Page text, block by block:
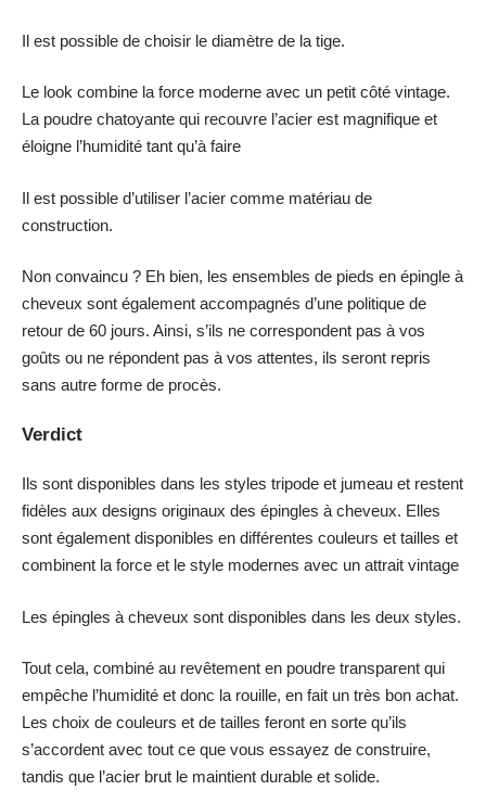
Il est possible de choisir le diamètre de la tige.
Le look combine la force moderne avec un petit côté vintage.
La poudre chatoyante qui recouvre l’acier est magnifique et
éloigne l’humidité tant qu’à faire
Il est possible d’utiliser l’acier comme matériau de
construction.
Non convaincu ? Eh bien, les ensembles de pieds en épingle à
cheveux sont également accompagnés d’une politique de
retour de 60 jours. Ainsi, s’ils ne correspondent pas à vos
goûts ou ne répondent pas à vos attentes, ils seront repris
sans autre forme de procès.
Verdict
Ils sont disponibles dans les styles tripode et jumeau et restent
fidèles aux designs originaux des épingles à cheveux. Elles
sont également disponibles en différentes couleurs et tailles et
combinent la force et le style modernes avec un attrait vintage
Les épingles à cheveux sont disponibles dans les deux styles.
Tout cela, combiné au revêtement en poudre transparent qui
empêche l’humidité et donc la rouille, en fait un très bon achat.
Les choix de couleurs et de tailles feront en sorte qu’ils
s’accordent avec tout ce que vous essayez de construire,
tandis que l’acier brut le maintient durable et solide.